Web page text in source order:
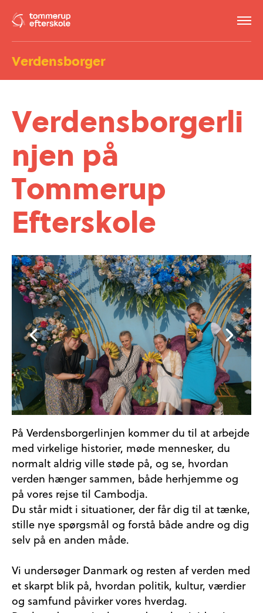
Verdensborger
Verdensborgerli
njen på
Tommerup
Efterskole
På Verdensborgerlinjen kommer du til at arbejde
med virkelige historier, møde mennesker, du
normalt aldrig ville støde på, og se, hvordan
verden hænger sammen, både herhjemme og
på vores rejse til Cambodja.
Du står midt i situationer, der får dig til at tænke,
stille nye spørgsmål og forstå både andre og dig
selv på en anden måde.
Vi undersøger Danmark og resten af verden med
et skarpt blik på, hvordan politik, kultur, værdier
og samfund påvirker vores hverdag.